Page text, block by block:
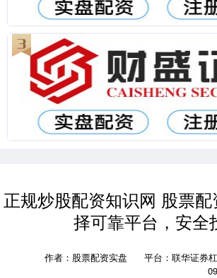
正规炒股配资知识网 股票
择可靠平台，安全
作者：股票配资实盘 平台：联华证券